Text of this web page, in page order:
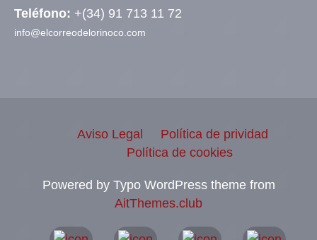
Teléfono: +(34) 91 713 11 72
info@elcorreodelorinoco.com
Aviso Legal
Política de prividad
Política de cookies
Powered by Typo WordPress theme from
AitThemes.club